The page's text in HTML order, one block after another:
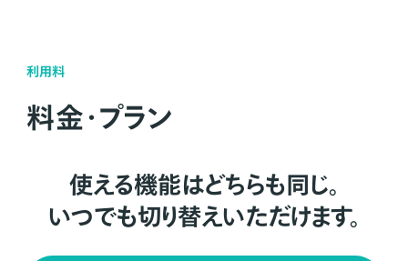
利用料
料金・プラン
使える機能はどちらも同じ。
いつでも切り替えいただけます。